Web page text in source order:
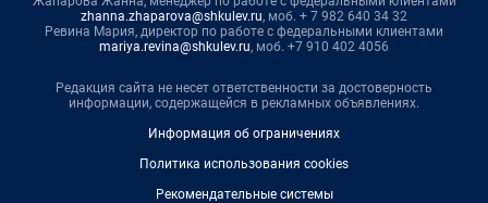
zhanna.zhaparova@shkulev.ru, моб. + 7 982 640 34 32
Ревина Мария, директор по работе с федеральными клиентами
mariya.revina@shkulev.ru, моб. +7 910 402 4056
Редакция сайта не несет ответственности за достоверность
информации, содержащейся в рекламных объявлениях.
Информация об ограничениях
Политика использования cookies
Рекомендательные системы